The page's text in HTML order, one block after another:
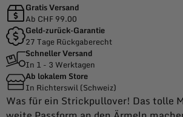
Gratis Versand
Ab CHF 99.00
Geld-zurück-Garantie
27 Tage Rückgaberecht
Schneller Versand
In 1 - 3 Werktagen
Ab lokalem Store
In Richterswil (Schweiz)
Was für ein Strickpullover! Das tolle